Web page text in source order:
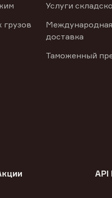
грузов
Услуги
Международная
доставка
Таможенный
API